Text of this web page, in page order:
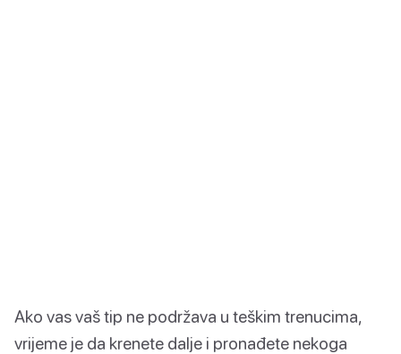
Ako vas vaš tip ne podržava u teškim trenucima,
vrijeme je da krenete dalje i pronađete nekoga